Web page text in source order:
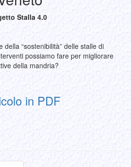
Stalla 4.0
della “sostenibilità” delle stalle di
possiamo fare per migliorare
della mandria?
in PDF